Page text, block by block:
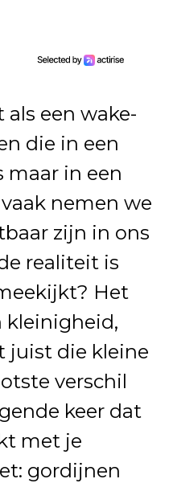
een wake-
die in een
maar in een
nemen we
zijn in ons
realiteit is
Het
kleinigheid,
juist die kleine
verschil
keer dat
met je
gordijnen